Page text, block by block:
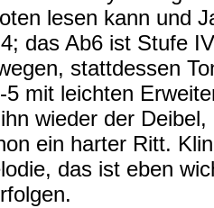
lesen kann und
das Ab6 ist Stufe
stattdessen
mit leichten
wieder der
ein harter Ritt.
das ist eben